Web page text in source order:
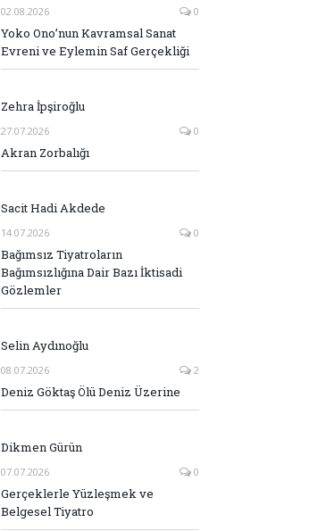
02.08.2026 0
Yoko Ono’nun Kavramsal Sanat
Evreni ve Eylemin Saf Gerçekliği
Zehra İpşiroğlu
27.07.2026 0
Akran Zorbalığı
Sacit Hadi Akdede
14.07.2026 0
Bağımsız Tiyatroların
Bağımsızlığına Dair Bazı İktisadi
Gözlemler
Selin Aydınoğlu
08.07.2026 2
Deniz Göktaş Ölü Deniz Üzerine
Dikmen Gürün
07.07.2026 0
Gerçeklerle Yüzleşmek ve
Belgesel Tiyatro